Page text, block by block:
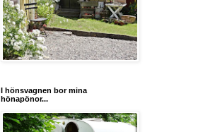
I hönsvagnen bor mina
hönapönor...